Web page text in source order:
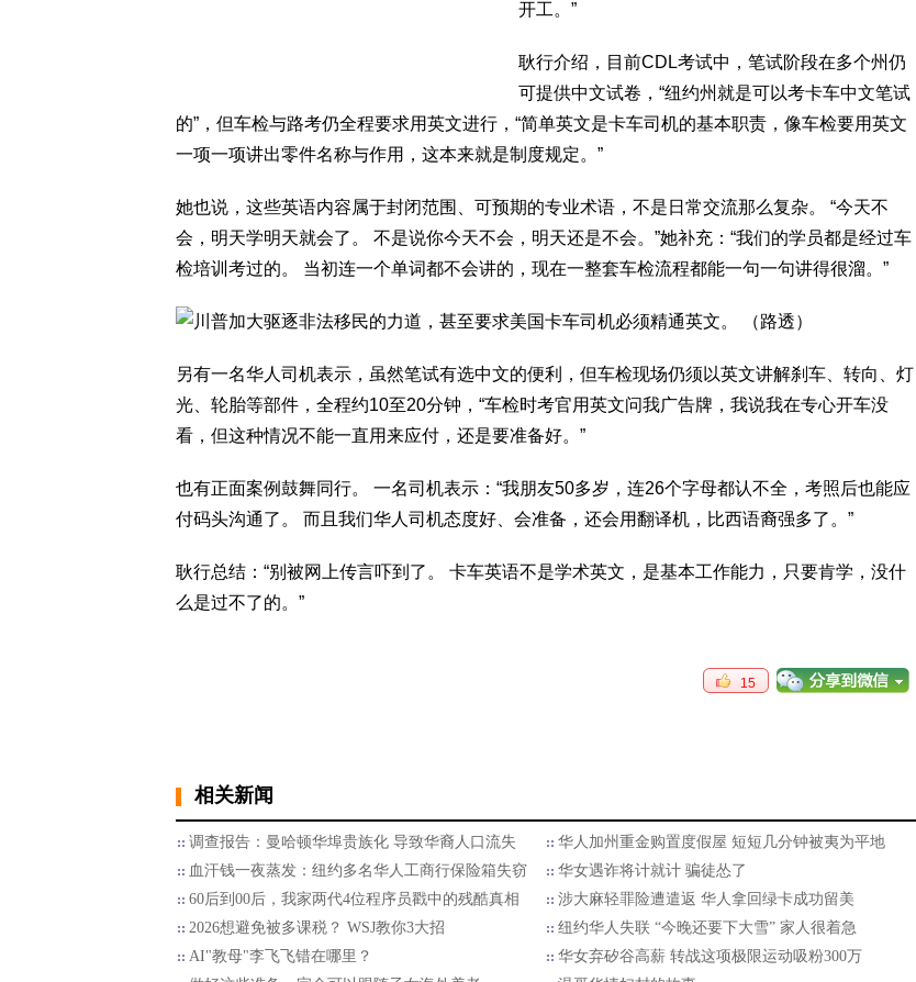
开工。”
耿行介绍，目前CDL考试中，笔试阶段在多个州仍
可提供中文试卷，“纽约州就是可以考卡车中文笔试
的”，但车检与路考仍全程要求用英文进行，“简单英文是卡车司机的基本职责，像车检要用英文
一项一项讲出零件名称与作用，这本来就是制度规定。”
她也说，这些英语内容属于封闭范围、可预期的专业术语，不是日常交流那么复杂。 “今天不
会，明天学明天就会了。 不是说你今天不会，明天还是不会。”她补充：“我们的学员都是经过车
检培训考过的。 当初连一个单词都不会讲的，现在一整套车检流程都能一句一句讲得很溜。”
另有一名华人司机表示，虽然笔试有选中文的便利，但车检现场仍须以英文讲解刹车、转向、灯
光、轮胎等部件，全程约10至20分钟，“车检时考官用英文问我广告牌，我说我在专心开车没
看，但这种情况不能一直用来应付，还是要准备好。”
也有正面案例鼓舞同行。 一名司机表示：“我朋友50多岁，连26个字母都认不全，考照后也能应
付码头沟通了。 而且我们华人司机态度好、会准备，还会用翻译机，比西语裔强多了。”
耿行总结：“别被网上传言吓到了。 卡车英语不是学术英文，是基本工作能力，只要肯学，没什
么是过不了的。”
15
相关新闻
调查报告：曼哈顿华埠贵族化 导致华裔人口流失
华人加州重金购置度假屋 短短几分钟被夷为平地
血汗钱一夜蒸发：纽约多名华人工商行保险箱失窃
华女遇诈将计就计 骗徒怂了
60后到00后，我家两代4位程序员戳中的残酷真相
涉大麻轻罪险遭遣返 华人拿回绿卡成功留美
2026想避免被多课税？ WSJ教你3大招
纽约华人失联 “今晚还要下大雪” 家人很着急
AI"教母"李飞飞错在哪里？
华女弃矽谷高薪 转战这项极限运动吸粉300万